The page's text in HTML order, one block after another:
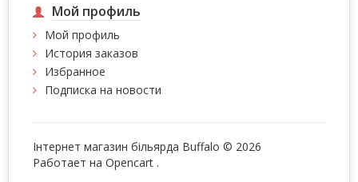
Мой профиль
Мой профиль
История заказов
Избранное
Подписка на новости
Інтернет магазин більярда Buffalo © 2026
Работает на Opencart .